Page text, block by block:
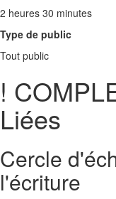
2 heures 30 minutes
Type de public
Tout public
!
Liées
Cercle
l'écriture